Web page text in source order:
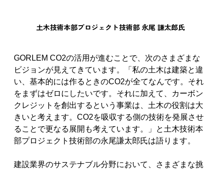
土木技術本部プロジェクト技術部 永尾 謙太郎氏
GORLEM CO2の活用が進むことで、次のさまざまな
ビジョンが見えてきています。「私の土木は建築と違
い、基本的には作るときのCO2が全てなんです。それ
をまずはゼロにしたいです。それに加えて、カーボン
クレジットを創出するという事業は、土木の役割は大
きいと考えます。CO2を吸収する側の技術を発展させ
ることで更なる展開も考えています。」と土木技術本
部プロジェクト技術部の永尾謙太郎氏は語ります。
建設業界のサステナブル分野において、さまざまな挑